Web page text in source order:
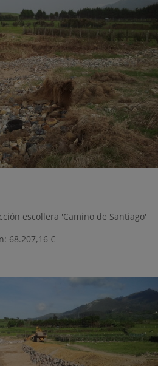
escollera 'Camino de Santiago'
68.207,16 €